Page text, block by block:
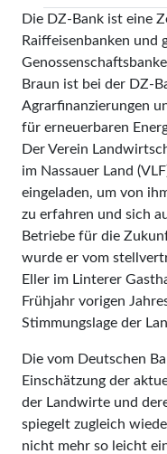
Die DZ-Bank ist eine
Raiffeisenbanken und
Braun ist bei der DZ-
Agrarfinanzierungen
für erneuerbaren
Der Verein
im Nassauer Land
eingeladen, um von
zu erfahren und sich
Betriebe für die
wurde er vom
Eller im Linterer
Frühjahr vorigen
Stimmungslage der
Die vom Deutschen
Einschätzung der
der Landwirte und
spiegelt zugleich
nicht mehr so leicht